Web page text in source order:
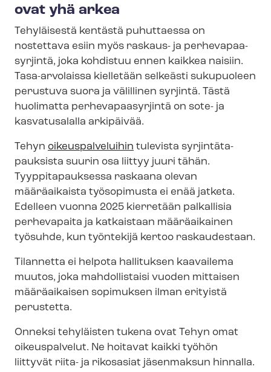
ovat yhä arkea
Tehyläisestä kentästä puhuttaessa on
nostettava esiin myös raskaus- ja per­he­va­paa­
syr­jin­tä, joka kohdistuu ennen kaikkea naisiin.
Tasa-arvolaissa kielletään selkeästi sukupuoleen
perustuva suora ja välillinen syrjintä. Tästä
huolimatta per­he­va­paa­syr­jin­tä on sote- ja
kasvatusalalla arkipäivää.
Tehyn oikeuspalveluihin tulevista syr­jin­tä­ta­
pauk­sis­ta suurin osa liittyy juuri tähän.
Tyyppitapauksessa raskaana olevan
määräaikaista työsopimusta ei enää jatketa.
Edelleen vuonna 2025 kierretään palkallisia
perhevapaita ja katkaistaan määräaikainen
työsuhde, kun työntekijä kertoo raskaudestaan.
Tilannetta ei helpota hallituksen kaavailema
muutos, joka mahdollistaisi vuoden mittaisen
määräaikaisen sopimuksen ilman erityistä
perustetta.
Onneksi tehyläisten tukena ovat Tehyn omat
oikeuspalvelut. Ne hoitavat kaikki työhön
liittyvät riita- ja rikosasiat jäsenmaksun hinnalla.